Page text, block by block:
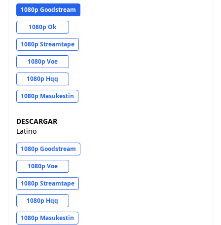
1080p Goodstream
1080p Ok
1080p Streamtape
1080p Voe
1080p Hqq
1080p Masukestin
DESCARGAR
Latino
1080p Goodstream
1080p Voe
1080p Streamtape
1080p Hqq
1080p Masukestin